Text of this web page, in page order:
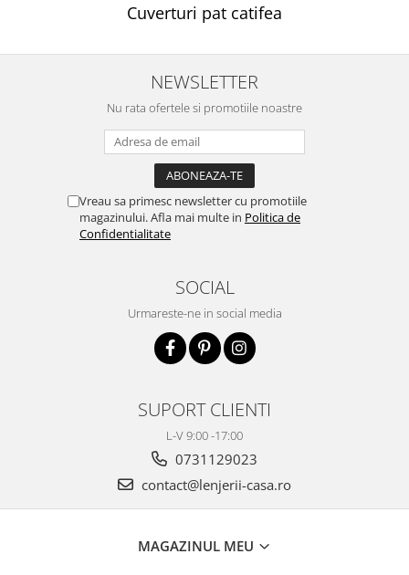
Cuverturi pat catifea
NEWSLETTER
Nu rata ofertele si promotiile noastre
Vreau sa primesc newsletter cu promotiile
magazinului. Afla mai multe in Politica de
Confidentialitate
SOCIAL
Urmareste-ne in social media
SUPORT CLIENTI
L-V 9:00 -17:00
0731129023
contact@lenjerii-casa.ro
MAGAZINUL MEU